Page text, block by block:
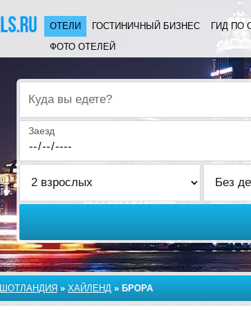
ОТЕЛИ ГОСТИНИЧНЫЙ БИЗНЕС ГИД ПО
ФОТО ОТЕЛЕЙ
Куда вы едете?
Заезд
ШОТЛАНДИЯ » ХАЙЛЕНД » БРОРА